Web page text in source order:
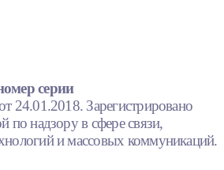
серии
Зарегистрировано
по надзору в сфере связи,
и массовых коммуникаций.